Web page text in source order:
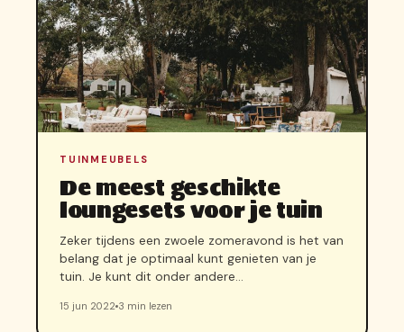
TUINMEUBELS
De meest geschikte
loungesets voor je tuin
Zeker tijdens een zwoele zomeravond is het van
belang dat je optimaal kunt genieten van je
tuin. Je kunt dit onder andere…
15 jun 2022 3 min lezen